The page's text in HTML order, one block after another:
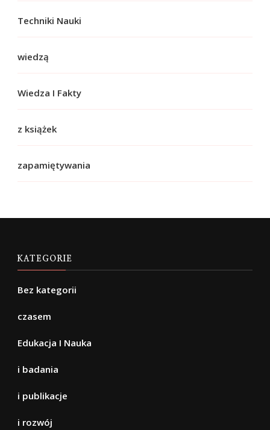
Techniki Nauki
wiedzą
Wiedza I Fakty
z książek
zapamiętywania
KATEGORIE
Bez kategorii
czasem
Edukacja I Nauka
i badania
i publikacje
i rozwój